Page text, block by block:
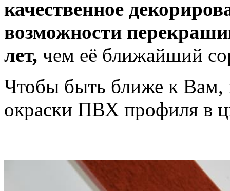
качественное
возможности
лет, чем её ближайший
Чтобы быть ближе к Вам,
окраски ПВХ профиля в